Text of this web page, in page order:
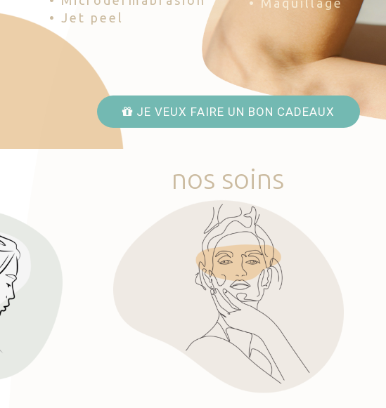
• Jet peel
• Maquillage
JE VEUX FAIRE UN BON CADEAUX
nos soins